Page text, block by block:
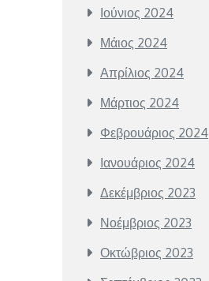
Ιούνιος 2024
Μάιος 2024
Απρίλιος 2024
Μάρτιος 2024
Φεβρουάριος 2024
Ιανουάριος 2024
Δεκέμβριος 2023
Νοέμβριος 2023
Οκτώβριος 2023